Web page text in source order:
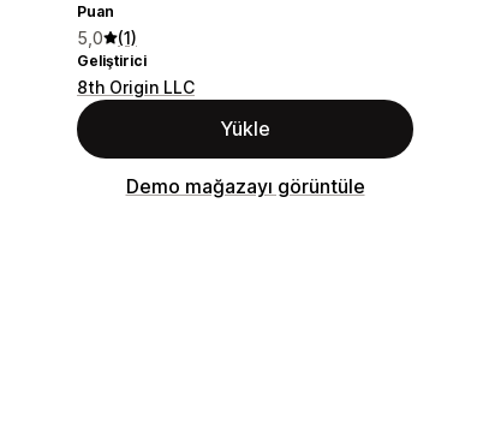
Puan
5,0 (1)
Geliştirici
8th Origin LLC
Yükle
Demo mağazayı görüntüle